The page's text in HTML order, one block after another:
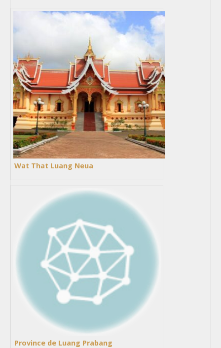
Wat That Luang Neua
Province de Luang Prabang